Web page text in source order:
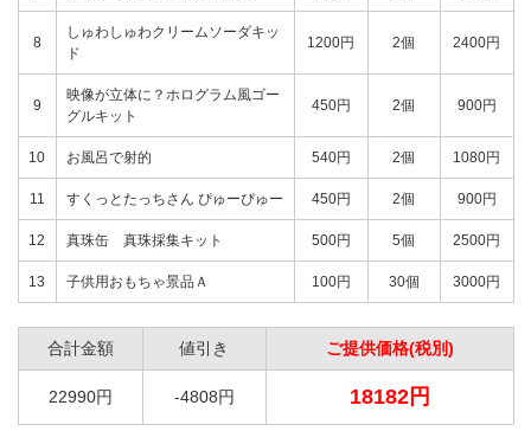
8
しゅわしゅわクリームソーダキッ
ド
1200円 2個 2400円
9
映像が立体に？ホログラム風ゴー
グルキット
450円 2個 900円
10 お風呂で射的 540円 2個 1080円
11 すくっとたっちさん ぴゅーぴゅー 450円 2個 900円
12 真珠缶 真珠採集キット 500円 5個 2500円
13 子供用おもちゃ景品Ａ 100円 30個 3000円
合計金額 値引き ご提供価格(税別)
22990円 -4808円 18182円